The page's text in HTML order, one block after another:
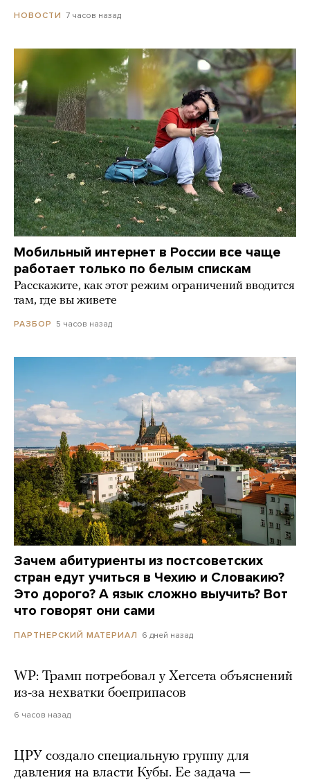
НОВОСТИ 7 часов назад
Мобильный интернет в России все чаще
работает только по белым спискам
Расскажите, как этот режим ограничений вводится
там, где вы живете
РАЗБОР 5 часов назад
Зачем абитуриенты из постсоветских
стран едут учиться в Чехию и Словакию?
Это дорого? А язык сложно выучить? Вот
что говорят они сами
ПАРТНЕРСКИЙ МАТЕРИАЛ 6 дней назад
WP: Трамп потребовал у Хегсета объяснений
из-за нехватки боеприпасов
6 часов назад
ЦРУ создало специальную группу для
давления на власти Кубы. Ее задача —